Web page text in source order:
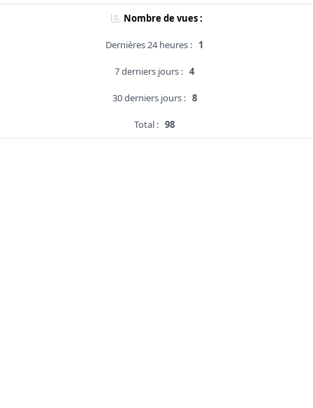
Nombre de vues :
Dernières 24 heures : 1
7 derniers jours : 4
30 derniers jours : 8
Total : 98